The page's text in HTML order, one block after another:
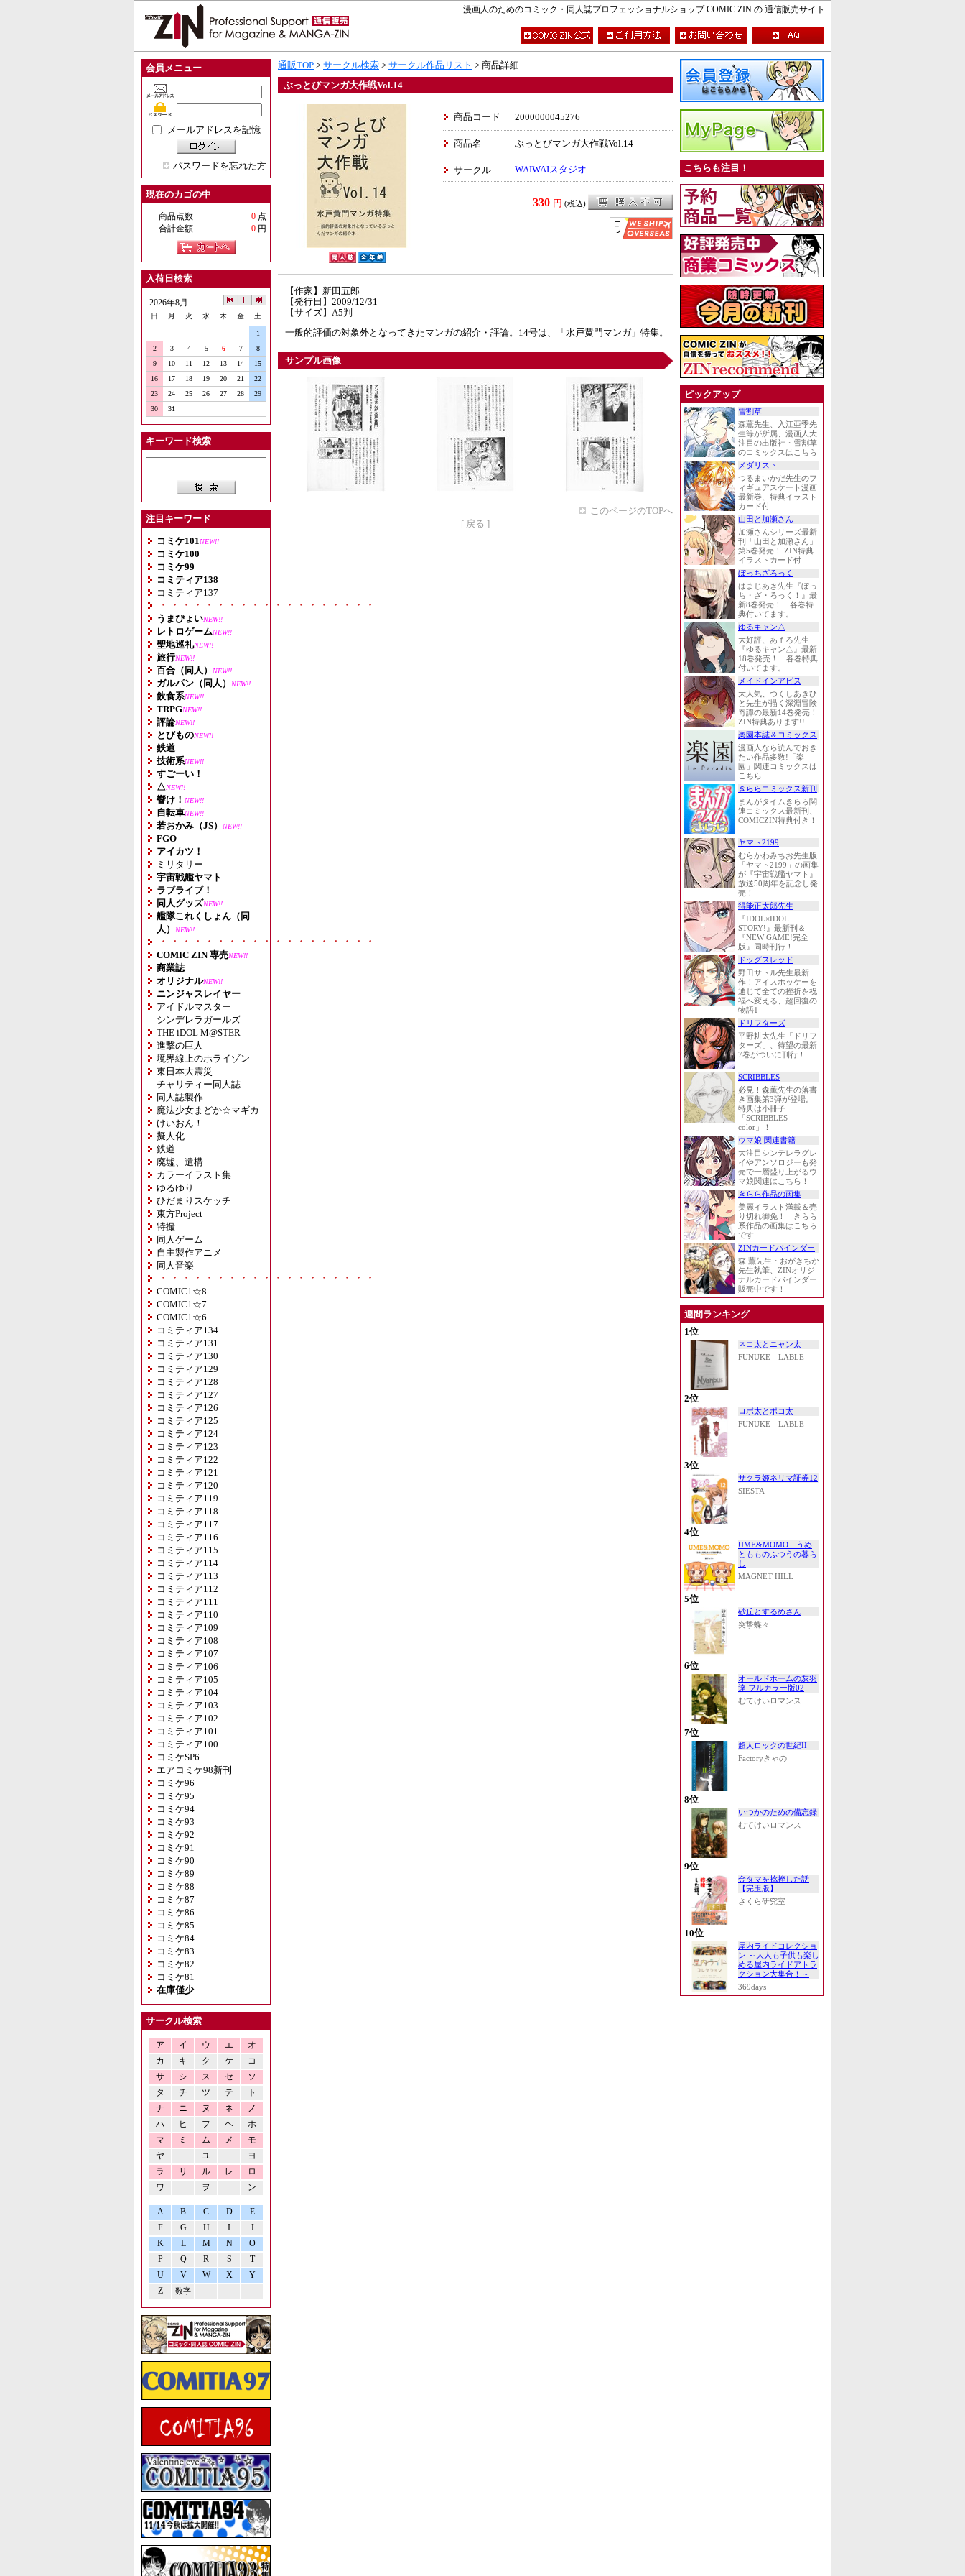
漫画人のためのコミック・同人誌プロフェッショナルショップ COMIC ZIN の 通信販売サイト
会員メニュー
メールアドレスを記憶
パスワードを忘れた方
現在のカゴの中
商品点数 0 点
合計金額
0 円
入荷日検索
2026年8月
日 月 火 水 木 金 土
1
2
3 4 5 6 7
8
9
10 11 12 13 14
15
16
17 18 19 20 21
22
23
24 25 26 27 28
29
30
31
キーワード検索
注目キーワード
コミケ101 NEW!!
コミケ100
コミケ99
コミティア138
コミティア137
・・・・・・・・・・・・・・・・・・・
うまぴょいNEW!!
レトロゲームNEW!!
聖地巡礼NEW!!
旅行NEW!!
百合（同人） NEW!!
ガルパン（同人） NEW!!
飲食系NEW!!
TRPGNEW!!
評論NEW!!
とびものNEW!!
鉄道
技術系NEW!!
すごーい！
△NEW!!
響け！ NEW!!
自転車NEW!!
若おかみ（JS） NEW!!
FGO
アイカツ！
ミリタリー
宇宙戦艦ヤマト
ラブライブ！
同人グッズNEW!!
艦隊これくしょん（同
人）
NEW!!
・・・・・・・・・・・・・・・・・・・
COMIC ZIN 専売NEW!!
商業誌
オリジナルNEW!!
ニンジャスレイヤー
アイドルマスター
シンデレラガールズ
THE iDOL M@STER
進撃の巨人
境界線上のホライゾン
東日本大震災
チャリティー同人誌
同人誌製作
魔法少女まどか☆マギカ
けいおん！
擬人化
鉄道
廃墟、遺構
カラーイラスト集
ゆるゆり
ひだまりスケッチ
東方Project
特撮
同人ゲーム
自主製作アニメ
同人音楽
・・・・・・・・・・・・・・・・・・・
COMIC1☆8
COMIC1☆7
COMIC1☆6
コミティア134
コミティア131
コミティア130
コミティア129
コミティア128
コミティア127
コミティア126
コミティア125
コミティア124
コミティア123
コミティア122
コミティア121
コミティア120
コミティア119
コミティア118
コミティア117
コミティア116
コミティア115
コミティア114
コミティア113
コミティア112
コミティア111
コミティア110
コミティア109
コミティア108
コミティア107
コミティア106
コミティア105
コミティア104
コミティア103
コミティア102
コミティア101
コミティア100
コミケSP6
エアコミケ98新刊
コミケ96
コミケ95
コミケ94
コミケ93
コミケ92
コミケ91
コミケ90
コミケ89
コミケ88
コミケ87
コミケ86
コミケ85
コミケ84
コミケ83
コミケ82
コミケ81
在庫僅少
サークル検索
ア イ ウ エ
オ
カ
キ ク ケ
コ
サ
シ ス セ
ソ
タ
チ ツ テ
ト
ナ
ニ ヌ ネ
ノ
ハ
ヒ フ ヘ
ホ
マ
ミ ム メ
モ
ヤ
ユ
ヨ
ラ
リ ル レ
ロ
ワ
ヲ ン
A B C D
E
F
G H I
J
K
L M N
O
P
Q R S
T
U
V W X
Y
Z
数字
通販TOP > サークル検索 > サークル作品リスト > 商品詳細
ぶっとびマンガ大作戦Vol.14
商品コード 2000000045276
商品名 ぶっとびマンガ大作戦Vol.14
サークル WAIWAIスタジオ
330 円 (税込)
【作家】新田五郎
【発行日】2009/12/31
【サイズ】A5判
一般的評価の対象外となってきたマンガの紹介・評論。14号は、「水戸黄門マンガ」特集。
サンプル画像
このページのTOPへ
[ 戻る ]
こちらも注目！
ピックアップ
雪割草
森薫先生、入江亜季先
生等が所属、漫画人大
注目の出版社・雪割草
のコミックスはこちら
メダリスト
つるまいかだ先生のフ
ィギュアスケート漫画
最新巻、特典イラスト
カード付
山田と加瀬さん
加瀬さんシリーズ最新
刊「山田と加瀬さん」
第5巻発売！ ZIN特典
イラストカード付
ぼっちざろっく
はまじあき先生『ぼっ
ち・ざ・ろっく！』最
新8巻発売！ 各巻特
典付いてます。
ゆるキャン△
大好評、あｆろ先生
『ゆるキャン△』最新
18巻発売！ 各巻特典
付いてます。
メイドインアビス
大人気、つくしあきひ
と先生が描く深淵冒険
奇譚の最新14巻発売！
ZIN特典あります!!
楽園本誌＆コミックス
漫画人なら読んでおき
たい作品多数!「楽
園」関連コミックスは
こちら
きららコミックス新刊
まんがタイムきらら関
連コミックス最新刊、
COMICZIN特典付き！
ヤマト2199
むらかわみちお先生版
「ヤマト2199」の画集
が『宇宙戦艦ヤマト』
放送50周年を記念し発
売！
得能正太郎先生
『IDOL×IDOL
STORY!』最新刊＆
『NEW GAME!完全
版』同時刊行！
ドッグスレッド
野田サトル先生最新
作！アイスホッケーを
通じて全ての挫折を祝
福へ変える、超回復の
物語1
ドリフターズ
平野耕太先生「ドリフ
ターズ」、待望の最新
7巻がついに刊行！
SCRIBBLES
必見！森薫先生の落書
き画集第3弾が登場。
特典は小冊子
「SCRIBBLES
color」！
ウマ娘 関連書籍
大注目シンデレラグレ
イやアンソロジーも発
売で一層盛り上がるウ
マ娘関連はこちら！
きらら作品の画集
美麗イラスト満載＆売
り切れ御免！ きらら
系作品の画集はこちら
です
ZINカードバインダー
森 薫先生・おがきちか
先生執筆、ZINオリジ
ナルカードバインダー
販売中です！
週間ランキング
1位
ネコ太とニャン太
FUNUKE LABLE
2位
ロボ太とポコ太
FUNUKE LABLE
3位
サクラ姫ネリマ証券12
SIESTA
4位
UME&MOMO うめ
ともものふつうの暮ら
し
MAGNET HILL
5位
砂丘とするめさん
突撃蝶々
6位
オールドホームの灰羽
達 フルカラー版02
むてけいロマンス
7位
超人ロックの世紀II
Factoryきゃの
8位
いつかのための備忘録
むてけいロマンス
9位
金タマを捻挫した話
【完玉版】
さくら研究室
10位
屋内ライドコレクショ
ン ～大人も子供も楽し
める屋内ライドアトラ
クション大集合！～
369days